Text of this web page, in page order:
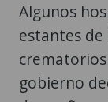
Algunos
estantes de
gobierno